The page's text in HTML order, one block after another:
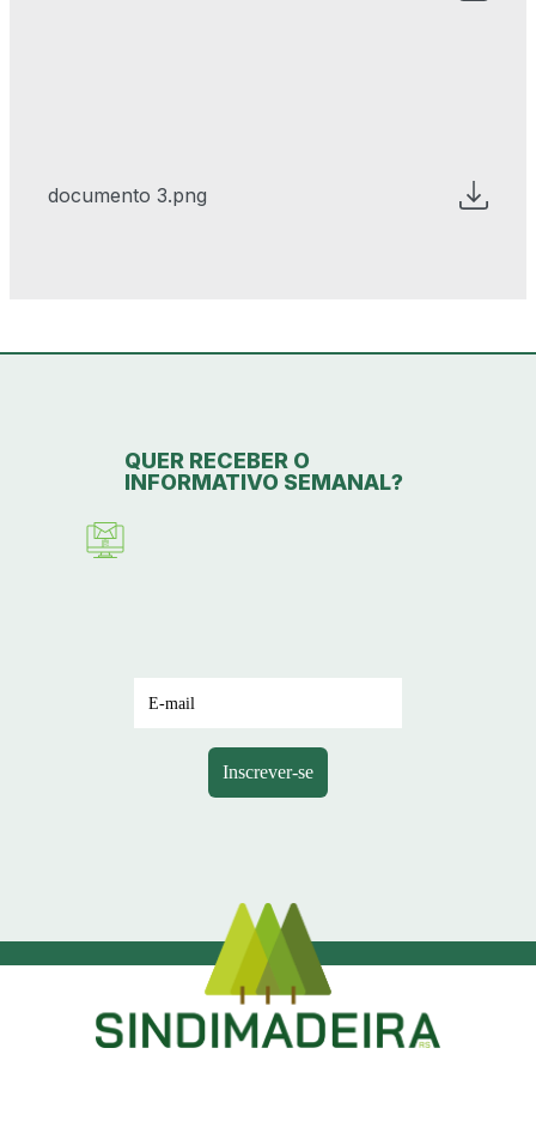
documento 3.png
QUER RECEBER O
INFORMATIVO SEMANAL?